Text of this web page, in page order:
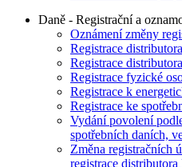
Daně - Registrační a
Oznámení změny
Registrace
Registrace
Registrace fyzické
Registrace k
Registrace ke
Vydání povolení
spotřebních daních,
Změna registračních
registrace distributora